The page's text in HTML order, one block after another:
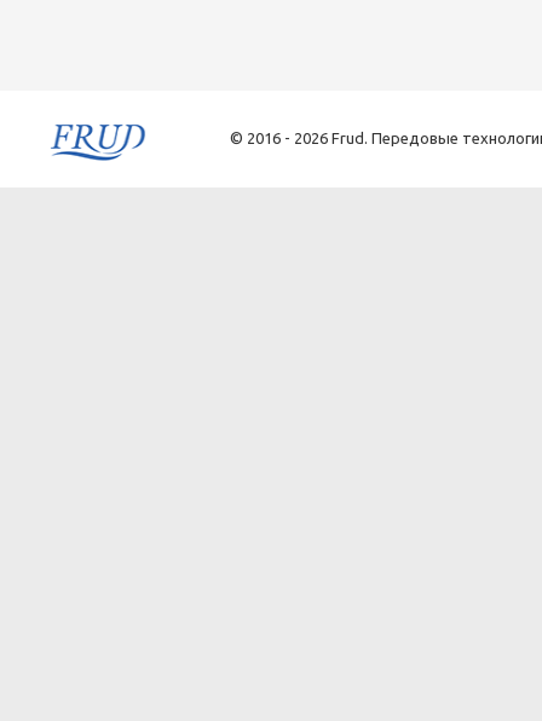
© 2016 - 2026 Frud. Передовые